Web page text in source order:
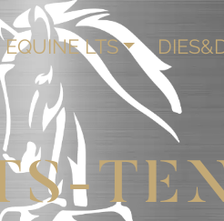
EQUINE LTS